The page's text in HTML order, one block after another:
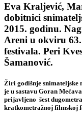
Eva Kraljević,
dobitnici
2015. godinu.
Areni u okviru
festivala. Peri
Šamanović.
Žiri godišnje snimateljske
je u sastavu Goran
prijavljeno šest
kratkometražnoj filmskoj